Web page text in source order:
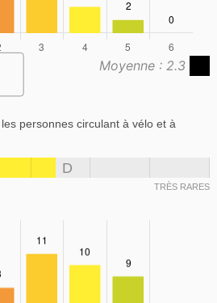
Moyenne : 2.3
personnes circulant à vélo et à
D
TRÈS RARES